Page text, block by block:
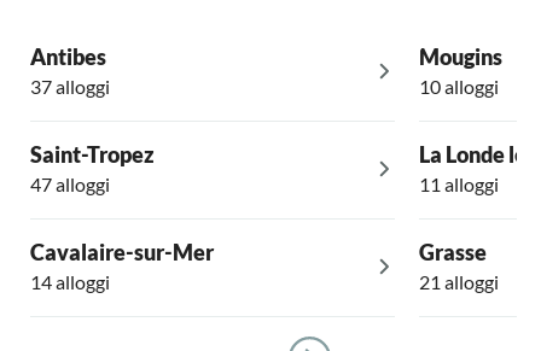
Antibes
37 alloggi
Saint-Tropez
47 alloggi
Cavalaire-sur-Mer
14 alloggi
Mougins
10 alloggi
La Londe
11 alloggi
Grasse
21 alloggi